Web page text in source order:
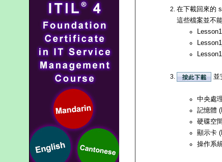
在下載回來的
這些檔案並不
並
中央處
記憶體
硬碟空
顯示卡
操作系